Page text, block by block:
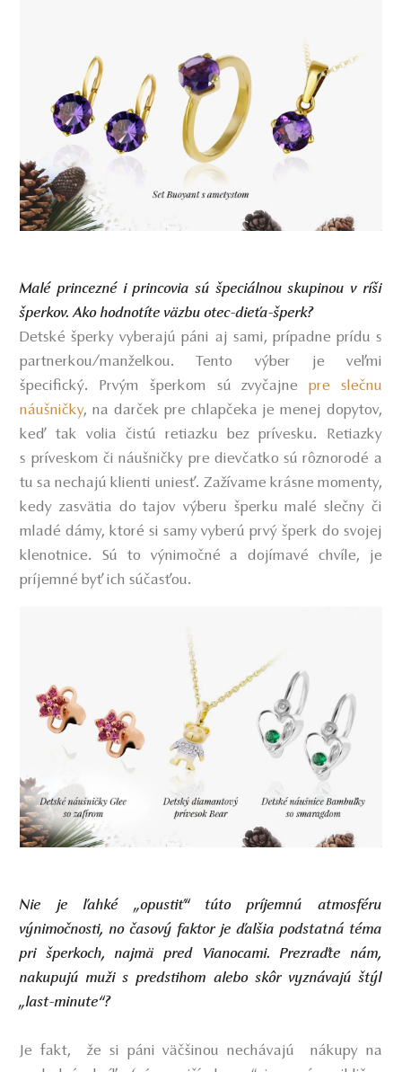
Malé princezné i princovia sú špeciálnou skupinou v ríši
šperkov. Ako hodnotíte väzbu otec-dieťa-šperk?
Detské šperky vyberajú páni aj sami, prípadne prídu s
partnerkou/manželkou. Tento výber je veľmi
špecifický. Prvým šperkom sú zvyčajne pre slečnu
náušničky, na darček pre chlapčeka je menej dopytov,
keď tak volia čistú retiazku bez prívesku. Retiazky
s príveskom či náušničky pre dievčatko sú rôznorodé a
tu sa nechajú klienti uniesť. Zažívame krásne momenty,
kedy zasvätia do tajov výberu šperku malé slečny či
mladé dámy, ktoré si samy vyberú prvý šperk do svojej
klenotnice. Sú to výnimočné a dojímavé chvíle, je
príjemné byť ich súčasťou.
Nie je ľahké „opustiť“ túto príjemnú atmosféru
výnimočnosti, no časový faktor je ďalšia podstatná téma
pri šperkoch, najmä pred Vianocami. Prezraďte nám,
nakupujú muži s predstihom alebo skôr vyznávajú štýl
„last-minute“?
Je fakt, že si páni väčšinou nechávajú nákupy na